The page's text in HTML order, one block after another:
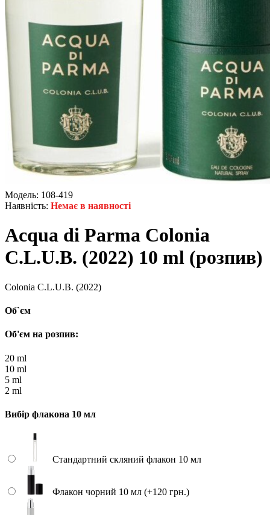
Модель: 108-419
Наявність: Немає в наявності
Acqua di Parma Colonia
C.L.U.B. (2022) 10 ml (розпив)
Colonia C.L.U.B. (2022)
Об`єм
Об'єм на розпив:
20 ml
10 ml
5 ml
2 ml
Вибір флакона 10 мл
Стандартний скляний флакон 10 мл
Флакон чорний 10 мл (+120 грн.)